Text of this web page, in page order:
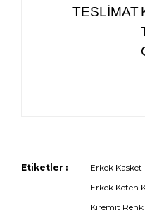
TESLİMAT
Etiketler :
Erkek Kasket
Erkek Keten
Kiremit Renk